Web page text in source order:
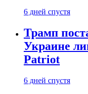
6 дней спустя
Трамп
Украине
Patriot
6 дней спустя